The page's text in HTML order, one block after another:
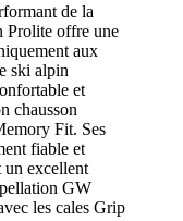
de la
Prolite offre une
aux
ski alpin
et
chausson
Fit. Ses
fiable et
un excellent
GW
les cales Grip